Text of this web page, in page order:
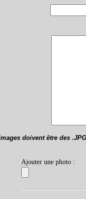
doivent être des
Ajouter une photo :